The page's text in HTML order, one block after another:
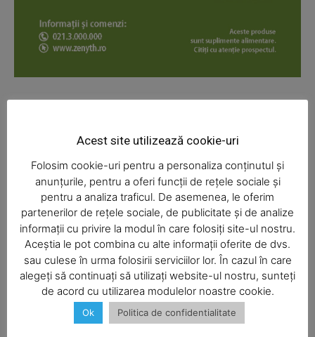
News Week
Magazine PRO
SUBSCRIBE NOW
Company
Acest site utilizează cookie-uri
Folosim cookie-uri pentru a personaliza conținutul și
anunțurile, pentru a oferi funcții de rețele sociale și
pentru a analiza traficul. De asemenea, le oferim
partenerilor de rețele sociale, de publicitate și de analize
informații cu privire la modul în care folosiți site-ul nostru.
Aceștia le pot combina cu alte informații oferite de dvs.
sau culese în urma folosirii serviciilor lor. În cazul în care
alegeți să continuați să utilizați website-ul nostru, sunteți
de acord cu utilizarea modulelor noastre cookie.
Ok Politica de confidentialitate